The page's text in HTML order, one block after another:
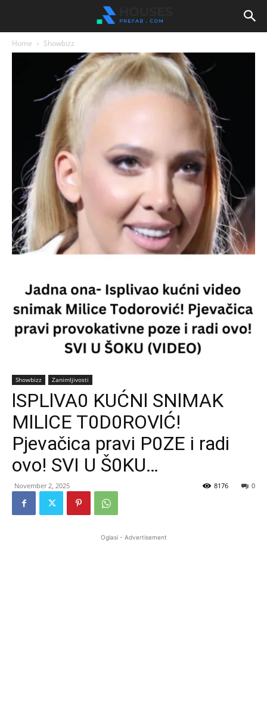
Home Showbizz
Showbizz Zanimljivosti
lSPLlVA0 KUĆNl SNlMAK
MlLlCE T0D0ROVlĆ!
Pjevačica pravi P0ZE i radi
ovo! SVI U Š0KU…
November 2, 2025 0
8176
Oglasi - Advertisement